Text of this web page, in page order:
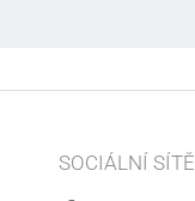
SOCIÁLNÍ SÍTĚ